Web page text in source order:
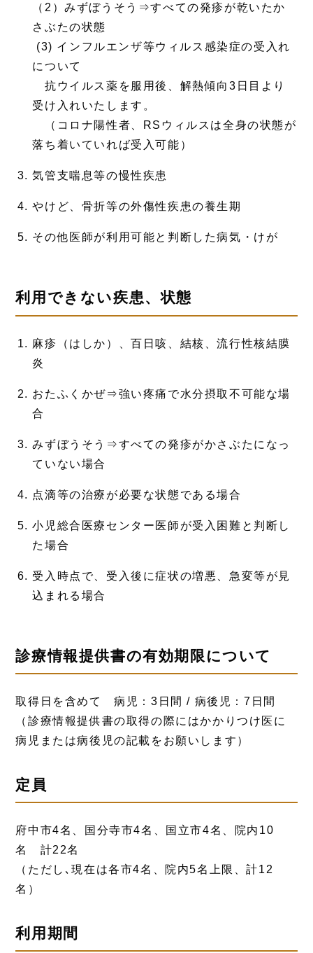
（2）みずぼうそう⇒すべての発疹が乾いたか
さぶたの状態
(3) インフルエンザ等ウィルス感染症の受入れ
について
抗ウイルス薬を服用後、解熱傾向3日目より
受け入れいたします。
（コロナ陽性者、RSウィルスは全身の状態が
落ち着いていれば受入可能）
気管支喘息等の慢性疾患
やけど、骨折等の外傷性疾患の養生期
その他医師が利用可能と判断した病気・けが
利用できない疾患、状態
麻疹（はしか）、百日咳、結核、流行性核結膜
炎
おたふくかぜ⇒強い疼痛で水分摂取不可能な場
合
みずぼうそう⇒すべての発疹がかさぶたになっ
ていない場合
点滴等の治療が必要な状態である場合
小児総合医療センター医師が受入困難と判断し
た場合
受入時点で、受入後に症状の増悪、急変等が見
込まれる場合
診療情報提供書の有効期限について
取得日を含めて 病児：3日間 / 病後児：7日間
（診療情報提供書の取得の際にはかかりつけ医に
病児または病後児の記載をお願いします）
定員
府中市4名、国分寺市4名、国立市4名、院内10
名 計22名
（ただし､現在は各市4名、院内5名上限、計12
名）
利用期間